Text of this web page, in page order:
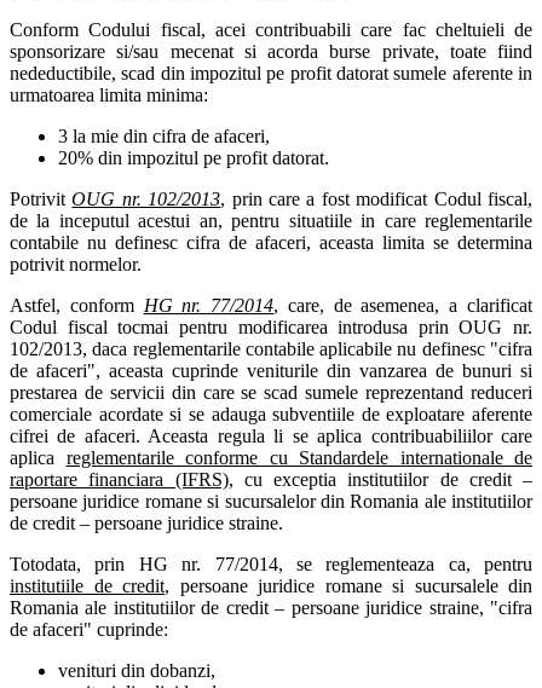
Conform Codului fiscal, acei contribuabili care fac cheltuieli de
sponsorizare si/sau mecenat si acorda burse private, toate fiind
nedeductibile, scad din impozitul pe profit datorat sumele aferente in
urmatoarea limita minima:
3 la mie din cifra de afaceri,
20% din impozitul pe profit datorat.
PotrivitOUG nr. 102/2013, prin care a fost modificat Codul fiscal,
de la inceputul acestui an, pentru situatiile in care reglementarile
contabile nu definesc cifra de afaceri, aceasta limita se determina
potrivit normelor.
Astfel, conform HG nr. 77/2014, care, de asemenea, a clarificat
Codul fiscal tocmai pentru modificarea introdusa prin OUG nr.
102/2013, daca reglementarile contabile aplicabile nu definesc "cifra
de afaceri", aceasta cuprinde veniturile din vanzarea de bunuri si
prestarea de servicii din care se scad sumele reprezentand reduceri
comerciale acordate si se adauga subventiile de exploatare aferente
cifrei de afaceri. Aceasta regula li se aplica contribuabiliilor care
aplica reglementarile conforme cu Standardele internationale de
raportare financiara (IFRS), cu exceptia institutiilor de credit –
persoane juridice romane si sucursalelor din Romania ale institutiilor
de credit – persoane juridice straine.
Totodata, prin HG nr. 77/2014, se reglementeaza ca, pentru
institutiile de credit, persoane juridice romane si sucursalele din
Romania ale institutiilor de credit – persoane juridice straine, "cifra
de afaceri" cuprinde:
venituri din dobanzi,